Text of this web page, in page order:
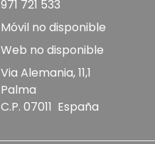
971 721 533
Móvil no disponible
Web no disponible
Via Alemania, 11,1
Palma
C.P. 07011 España